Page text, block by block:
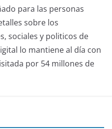
para las personas
sobre los
sociales y politicos de
lo mantiene al día con
por 54 millones de